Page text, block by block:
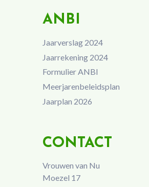
ANBI
Jaarverslag 2024
Jaarrekening 2024
Formulier ANBI
Meerjarenbeleidsplan
Jaarplan 2026
CONTACT
Vrouwen van Nu
Moezel 17